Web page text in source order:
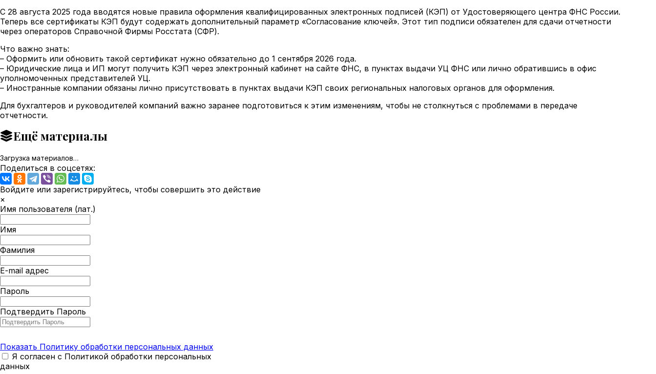
С 28 августа 2025 года вводятся новые правила оформления квалифицированных электронных подписей (КЭП) от Удостоверяющего центра ФНС России.
Теперь все сертификаты КЭП будут содержать дополнительный параметр «Согласование ключей». Этот тип подписи обязателен для сдачи отчетности
через операторов Справочной Фирмы Росстата (СФР).
Что важно знать:
– Оформить или обновить такой сертификат нужно обязательно до 1 сентября 2026 года.
– Юридические лица и ИП могут получить КЭП через электронный кабинет на сайте ФНС, в пунктах выдачи УЦ ФНС или лично обратившись в офис
уполномоченных представителей УЦ.
– Иностранные компании обязаны лично присутствовать в пунктах выдачи КЭП своих региональных налоговых органов для оформления.
Для бухгалтеров и руководителей компаний важно заранее подготовиться к этим изменениям, чтобы не столкнуться с проблемами в передаче
отчетности.
Ещё материалы
Загрузка материалов…
Поделиться в соцсетях:
Войдите или зарегистрируйтесь, чтобы совершить это действие
×
Имя пользователя (лат.)
Имя
Фамилия
E-mail адрес
Пароль
Подтвердить Пароль
Показать Политику обработки персональных данных
Я согласен с Политикой обработки персональных
данных